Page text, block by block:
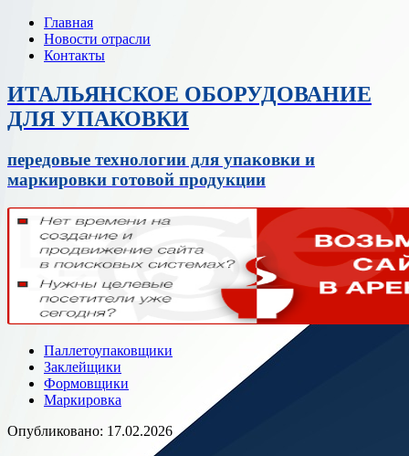
Главная
Новости отрасли
Контакты
ИТАЛЬЯНСКОЕ ОБОРУДОВАНИЕ
ДЛЯ УПАКОВКИ
передовые технологии для упаковки и
маркировки готовой продукции
Паллетоупаковщики
Заклейщики
Формовщики
Маркировка
Опубликовано: 17.02.2026